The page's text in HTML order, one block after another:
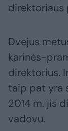
direktoriaus
Dvejus
karinės-
direktorius.
taip pat yra
2014 m. jis
vadovu.